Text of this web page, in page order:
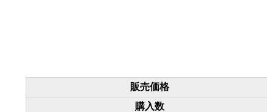
販売価格
購入数